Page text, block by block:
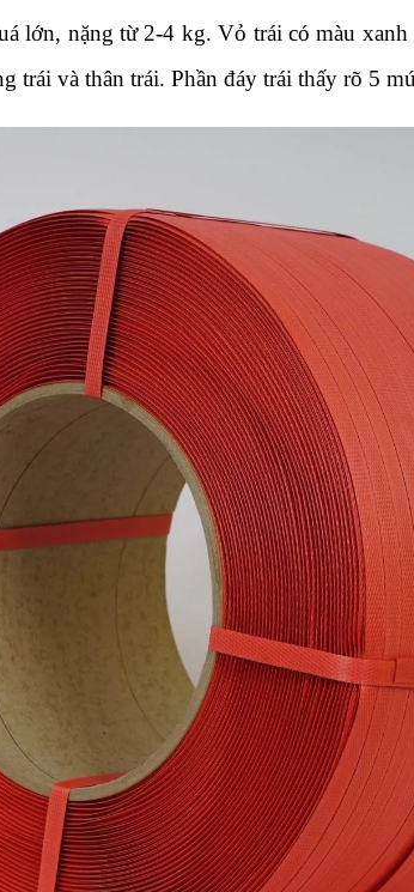
lớn, nặng từ 2-4 kg. Vỏ trái có màu
trái và thân trái. Phần đáy trái thấy rõ 5